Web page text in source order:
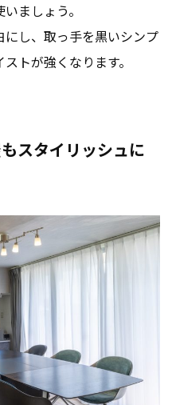
ましょう。
し、取っ手を黒いシンプ
トが強くなります。
スタイリッシュに